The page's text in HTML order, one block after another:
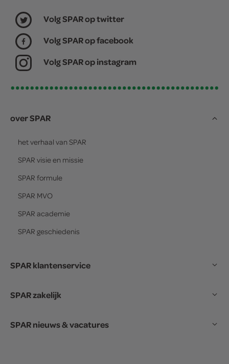
Volg SPAR op twitter
Volg SPAR op facebook
Volg SPAR op instagram
over SPAR
het verhaal van SPAR
SPAR visie en missie
SPAR formule
SPAR MVO
SPAR academie
SPAR geschiedenis
SPAR klantenservice
SPAR zakelijk
SPAR nieuws & vacatures